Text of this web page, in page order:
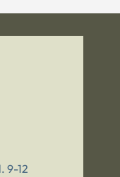
9-12